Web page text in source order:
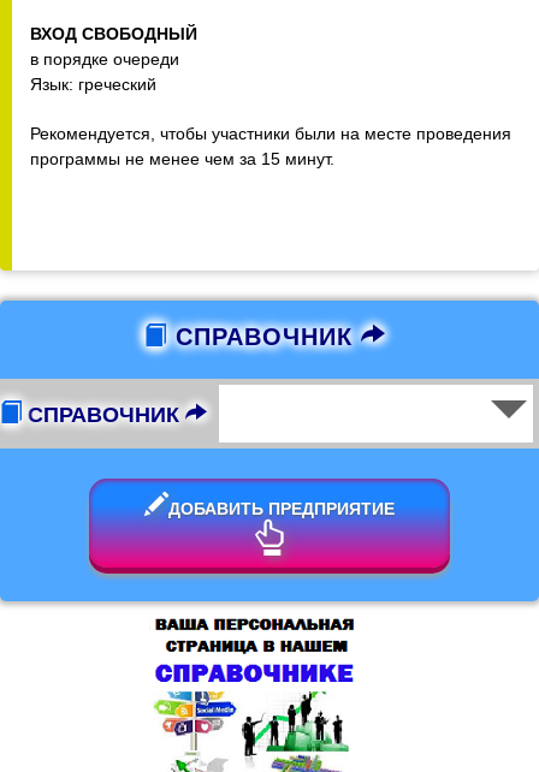
ВХОД СВОБОДНЫЙ
в порядке очереди
Язык: греческий
Рекомендуется, чтобы участники были на месте проведения
программы не менее чем за 15 минут.
СПРАВОЧНИК
СПРАВОЧНИК
ДОБАВИТЬ ПРЕДПРИЯТИЕ